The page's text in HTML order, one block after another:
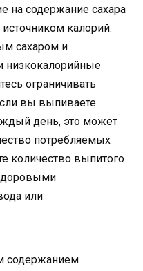
на содержание сахара
калорий.
сахаром и
низкокалорийные
ограничивать
вы выпиваете
день, это может
потребляемых
количество выпитого
или
содержанием